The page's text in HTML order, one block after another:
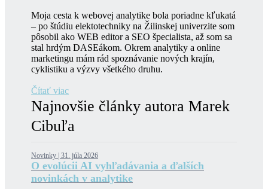
Moja cesta k webovej analytike bola poriadne kľukatá
– po štúdiu elektotechniky na Žilinskej univerzite som
pôsobil ako WEB editor a SEO špecialista, až som sa
stal hrdým DASEákom. Okrem analytiky a online
marketingu mám rád spoznávanie nových krajín,
cyklistiku a výzvy všetkého druhu.
Čítať viac
Najnovšie články autora Marek
Cibuľa
Novinky | 31. júla 2026
O evolúcii AI vyhľadávania a ďalších
novinkách v analytike